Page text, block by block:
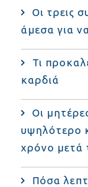
Οι τρεις
άμεσα για
Τι
καρδιά
Οι
υψηλότερο
χρόνο μετά
Πόσα